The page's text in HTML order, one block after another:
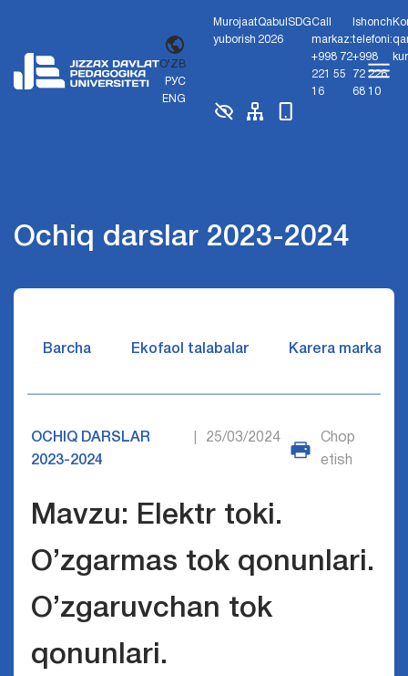
O'ZB
РУС
ENG
Murojaat
yuborish
Qabul
2026
SDGCall
markaz:
+998 72
221 55
16
Ishonch
telefoni:
+998
72 226
68 10
Ochiq darslar 2023-2024
Barcha Ekofaol talabalar Karera markazi
OCHIQ DARSLAR
2023-2024
25/03/2024
Chop
etish
Mavzu: Elektr toki.
O’zgarmas tok qonunlari.
O’zgaruvchan tok
qonunlari.